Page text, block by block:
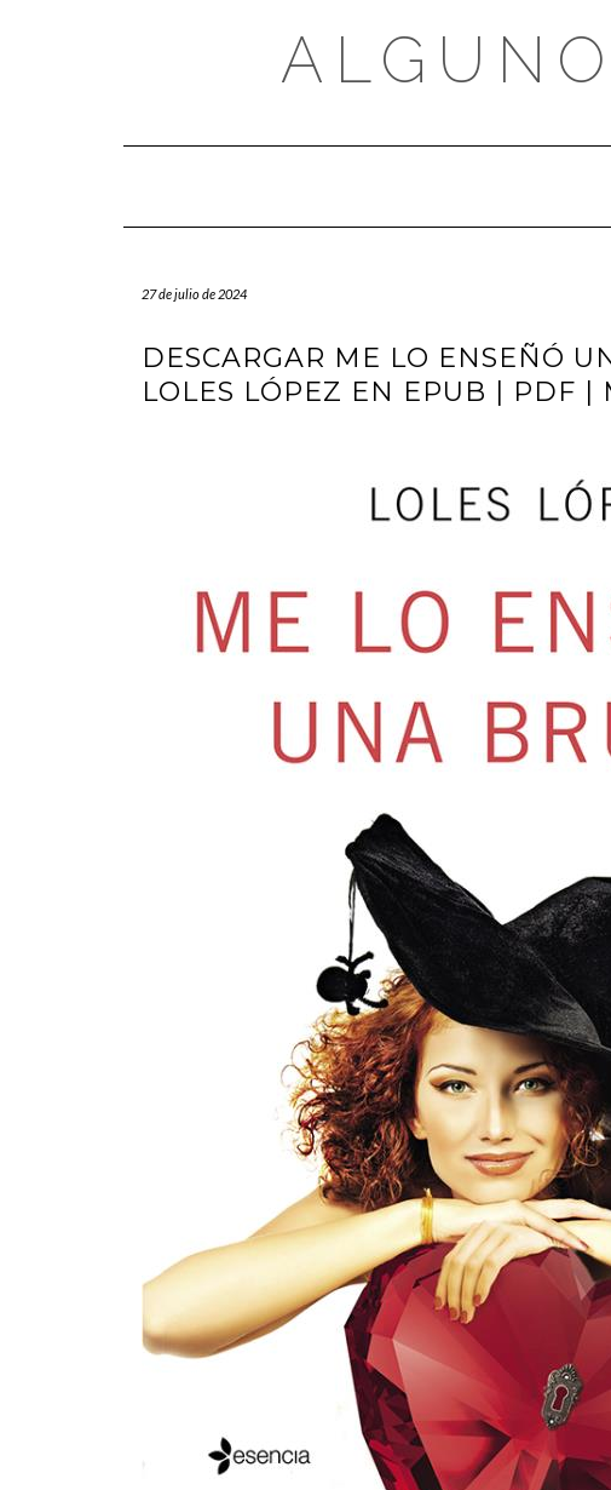
27 de julio de 2024
DESCARGAR ME LO ENSEÑÓ
LOLES LÓPEZ EN EPUB | PDF |